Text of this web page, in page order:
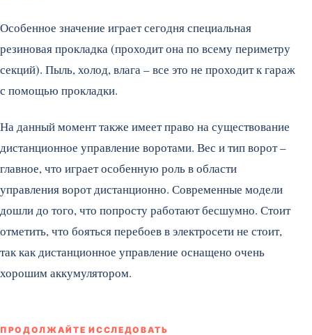
Особенное значение играет сегодня специальная
резиновая прокладка (проходит она по всему периметру
секций). Пыль, холод, влага – все это не проходит к гараж
с помощью прокладки.
На данный момент также имеет право на существование
дистанционное управление воротами. Вес и тип ворот –
главное, что играет особенную роль в области
управления ворот дистанционно. Современные модели
дошли до того, что попросту работают бесшумно. Стоит
отметить, что бояться перебоев в электросети не стоит,
так как дистанционное управление оснащено очень
хорошим аккумулятором.
ПРОДОЛЖАЙТЕ ИССЛЕДОВАТЬ